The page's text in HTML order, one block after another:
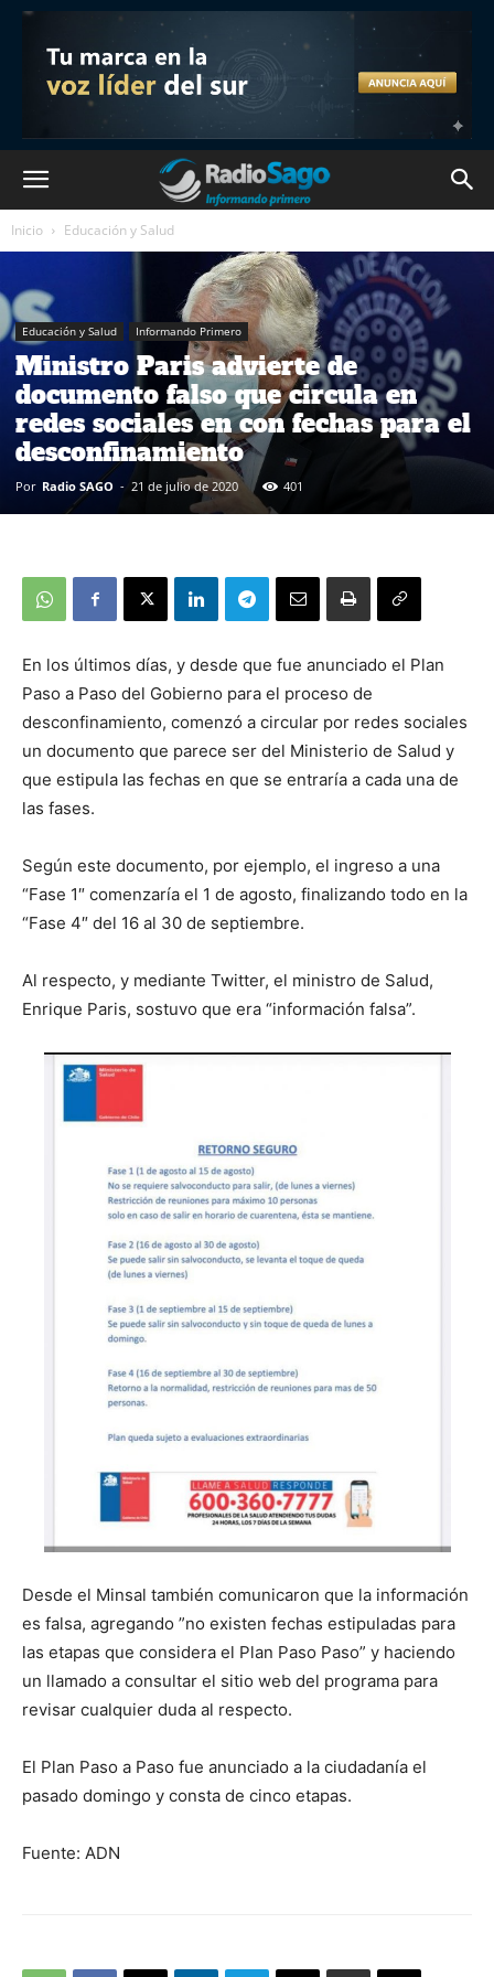
Inicio Educación y Salud
Educación y Salud Informando Primero
Ministro Paris advierte de
documento falso que circula en
redes sociales en con fechas para el
desconfinamiento
Por Radio SAGO - 21 de julio de 2020 401
En los últimos días, y desde que fue anunciado el Plan
Paso a Paso del Gobierno para el proceso de
desconfinamiento, comenzó a circular por redes sociales
un documento que parece ser del Ministerio de Salud y
que estipula las fechas en que se entraría a cada una de
las fases.
Según este documento, por ejemplo, el ingreso a una
“Fase 1″ comenzaría el 1 de agosto, finalizando todo en la
“Fase 4″ del 16 al 30 de septiembre.
Al respecto, y mediante Twitter, el ministro de Salud,
Enrique Paris, sostuvo que era “información falsa”.
Desde el Minsal también comunicaron que la información
es falsa, agregando ”no existen fechas estipuladas para
las etapas que considera el Plan Paso Paso” y haciendo
un llamado a consultar el sitio web del programa para
revisar cualquier duda al respecto.
El Plan Paso a Paso fue anunciado a la ciudadanía el
pasado domingo y consta de cinco etapas.
Fuente: ADN